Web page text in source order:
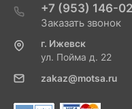
+7 (953) 146-
Заказать звонок
г. Ижевск
ул. Пойма д. 22
zakaz@motsa.ru